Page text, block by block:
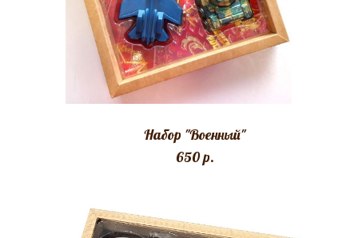
Набор "Военный"
650 p.